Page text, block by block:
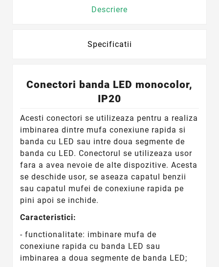
Descriere
Specificatii
Conectori banda LED monocolor,
IP20
Acesti conectori se utilizeaza pentru a realiza
imbinarea dintre mufa conexiune rapida si
banda cu LED sau intre doua segmente de
banda cu LED. Conectorul se utilizeaza usor
fara a avea nevoie de alte dispozitive. Acesta
se deschide usor, se aseaza capatul benzii
sau capatul mufei de conexiune rapida pe
pini apoi se inchide.
Caracteristici:
- functionalitate: imbinare mufa de
conexiune rapida cu banda LED sau
imbinarea a doua segmente de banda LED;